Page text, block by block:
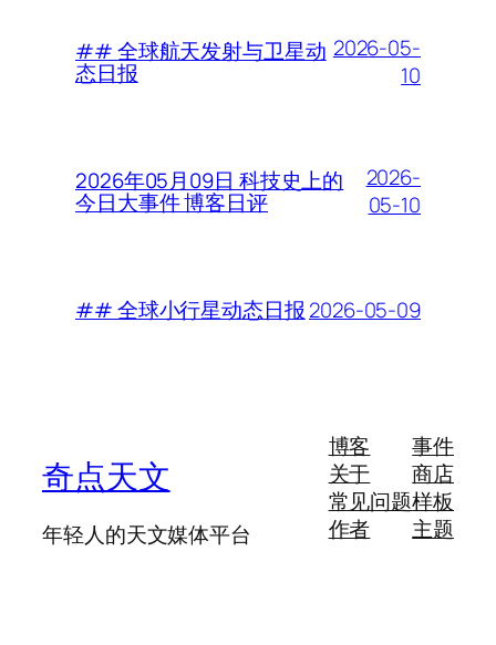
## 全球航天发射与卫星动
态日报
2026-05-
10
2026年05月09日 科技史上的
今日大事件 博客日评
2026-
05-10
## 全球小行星动态日报2026-05-09
奇点天文
年轻人的天文媒体平台
博客
关于
常见问题
作者
事件
商店
样板
主题